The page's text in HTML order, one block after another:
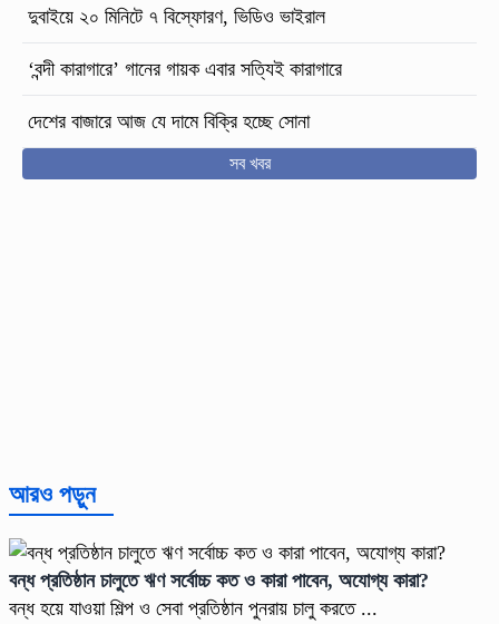
দুবাইয়ে ২০ মিনিটে ৭ বিস্ফোরণ, ভিডিও ভাইরাল
‘বন্দী কারাগারে’ গানের গায়ক এবার সত্যিই কারাগারে
দেশের বাজারে আজ যে দামে বিক্রি হচ্ছে সোনা
সব খবর
আরও পড়ুন
বন্ধ প্রতিষ্ঠান চালুতে ঋণ সর্বোচ্চ কত ও কারা পাবেন, অযোগ্য কারা?
বন্ধ হয়ে যাওয়া শিল্প ও সেবা প্রতিষ্ঠান পুনরায় চালু করতে ...